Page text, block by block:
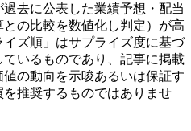
去に公表した業績予想・配当
の比較を数値化し判定）が高
ズ順」はサプライズ度に基づ
いるものであり、記事に掲載
の動向を示唆あるいは保証す
推奨するものではありませ